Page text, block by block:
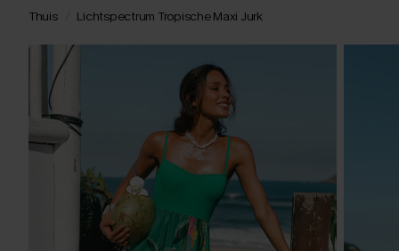
Thuis Lichtspectrum Tropische Maxi Jurk